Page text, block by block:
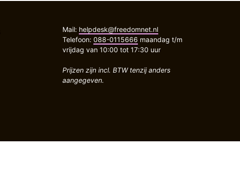
Mail: helpdesk@freedomnet.nl
Telefoon: 088-0115666 maandag t/m
vrijdag van 10:00 tot 17:30 uur
Prijzen zijn incl. BTW tenzij anders
aangegeven.